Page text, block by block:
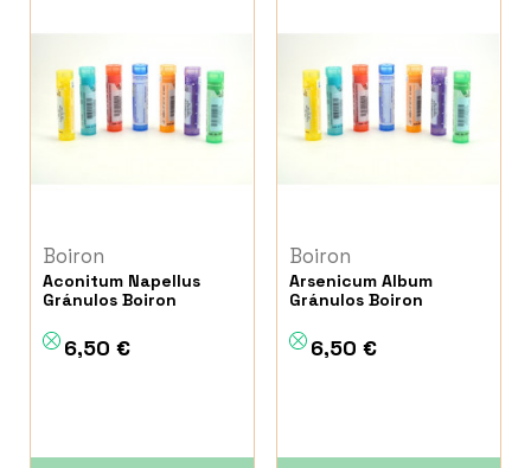
Boiron
Aconitum Napellus
Gránulos Boiron
6,50 €
Boiron
Arsenicum Album
Gránulos Boiron
6,50 €